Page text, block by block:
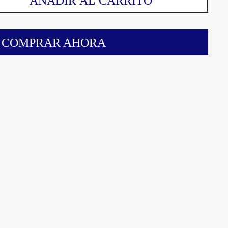
COMPRAR AHORA